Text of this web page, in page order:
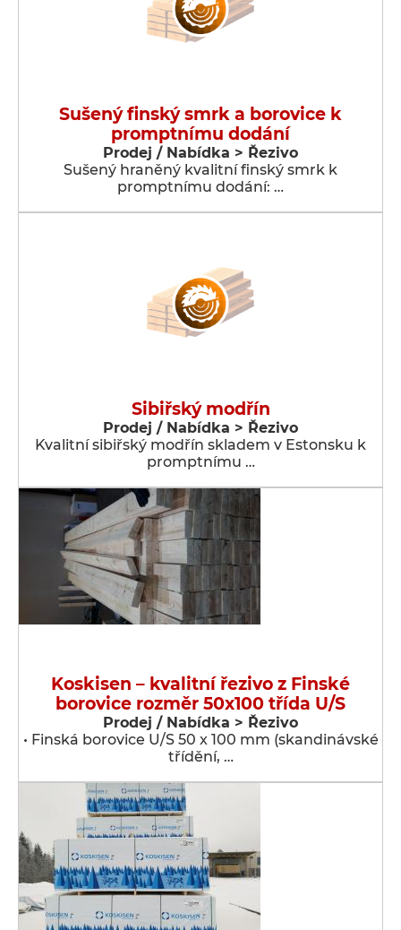
Sušený finský smrk a borovice k
promptnímu dodání
Prodej / Nabídka > Řezivo
Sušený hraněný kvalitní finský smrk k
promptnímu dodání: …
Sibiřský modřín
Prodej / Nabídka > Řezivo
Kvalitní sibiřský modřín skladem v Estonsku k
promptnímu …
Koskisen – kvalitní řezivo z Finské
borovice rozměr 50x100 třída U/S
Prodej / Nabídka > Řezivo
• Finská borovice U/S 50 x 100 mm (skandinávské
třídění, …